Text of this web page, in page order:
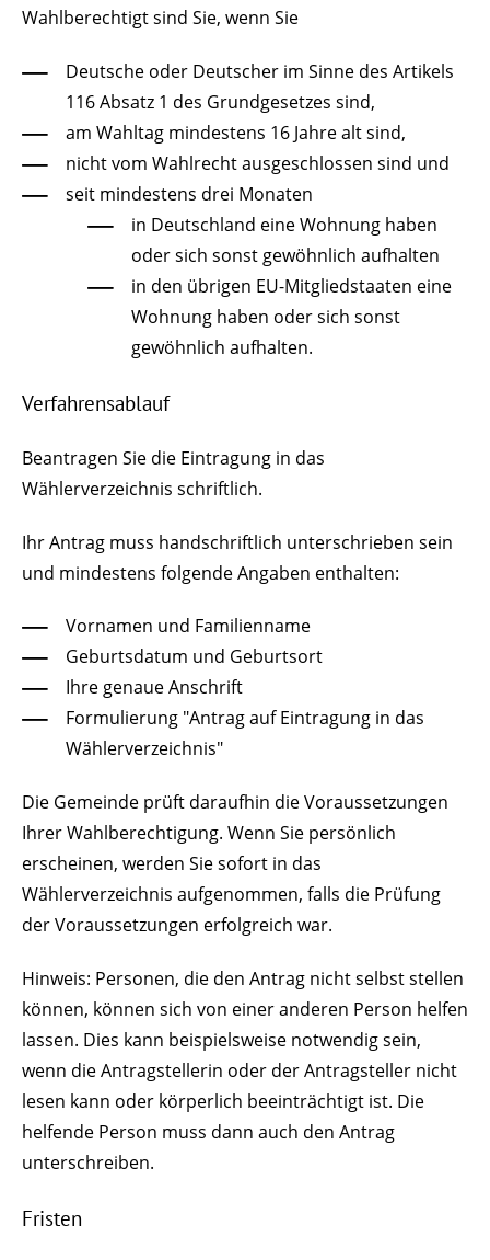
Wahlberechtigt sind Sie, wenn Sie
Deutsche oder Deutscher im Sinne des Artikels
116 Absatz 1 des Grundgesetzes sind,
am Wahltag mindestens 16 Jahre alt sind,
nicht vom Wahlrecht ausgeschlossen sind und
seit mindestens drei Monaten
in Deutschland eine Wohnung haben
oder sich sonst gewöhnlich aufhalten
in den übrigen EU-Mitgliedstaaten eine
Wohnung haben oder sich sonst
gewöhnlich aufhalten.
Verfahrensablauf
Beantragen Sie die Eintragung in das
Wählerverzeichnis schriftlich.
Ihr Antrag muss handschriftlich unterschrieben sein
und mindestens folgende Angaben enthalten:
Vornamen und Familienname
Geburtsdatum und Geburtsort
Ihre genaue Anschrift
Formulierung "Antrag auf Eintragung in das
Wählerverzeichnis"
Die Gemeinde prüft daraufhin die Voraussetzungen
Ihrer Wahlberechtigung. Wenn Sie persönlich
erscheinen, werden Sie sofort in das
Wählerverzeichnis aufgenommen, falls die Prüfung
der Voraussetzungen erfolgreich war.
Hinweis: Personen, die den Antrag nicht selbst stellen
können, können sich von einer anderen Person helfen
lassen. Dies kann beispielsweise notwendig sein,
wenn die Antragstellerin oder der Antragsteller nicht
lesen kann oder körperlich beeinträchtigt ist. Die
helfende Person muss dann auch den Antrag
unterschreiben.
Fristen